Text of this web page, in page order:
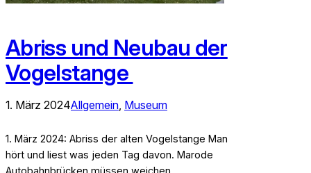
Abriss und Neubau der
Vogelstange
1. März 2024Allgemein, Museum
1. März 2024: Abriss der alten Vogelstange Man
hört und liest was jeden Tag davon. Marode